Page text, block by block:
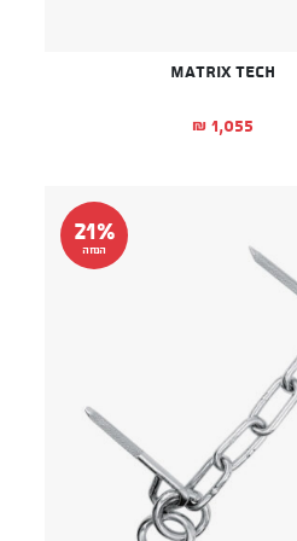
Matrix Tech
₪ 1,055
21%
הנחה